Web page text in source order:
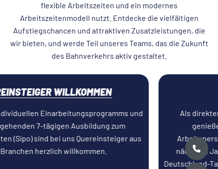
flexible Arbeitszeiten und ein modernes
Arbeitszeitenmodell nutzt. Entdecke die vielfältigen
Aufstiegschancen und attraktiven Zusatzleistungen, die
wir bieten, und werde Teil unseres Teams, das die Zukunft
des Bahnverkehrs aktiv gestaltet.
SICHERER JOB
Als direkter Auftragnehmer der Deutschen Bahn
genießen unsere Mitarbeiter eine sichere
Arbeitsperspektive. Die Deutsch Bahn plant in den
nächsten Jahren noch viele Umsetzungen, z.B. den
Deutschland-Takt. Daher können wir mit Sicherheit sagen,